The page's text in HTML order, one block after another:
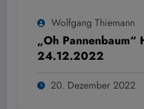
Wolfgang Thiemann
„Oh Pannenbaum“
24.12.2022
20. Dezember 2022